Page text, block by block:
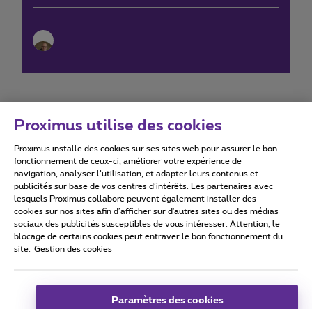
Conditions d'utilisation Accessibility statement
Tous droits réservés. © 2026 Proximus
Conditions générales, info consommateur
Coordonnées de l’entreprise
Proximus utilise des cookies
Proximus installe des cookies sur ses sites web pour assurer le bon
fonctionnement de ceux-ci, améliorer votre expérience de
navigation, analyser l’utilisation, et adapter leurs contenus et
publicités sur base de vos centres d’intérêts. Les partenaires avec
lesquels Proximus collabore peuvent également installer des
cookies sur nos sites afin d’afficher sur d'autres sites ou des médias
sociaux des publicités susceptibles de vous intéresser. Attention, le
blocage de certains cookies peut entraver le bon fonctionnement du
site.
Gestion des cookies
Paramètres des cookies